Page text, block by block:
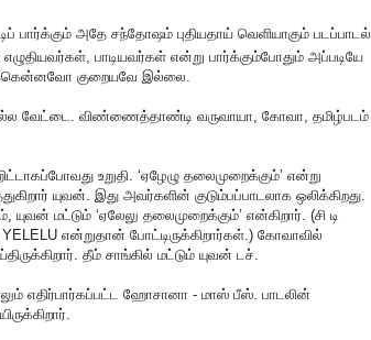
பார்க்கும் அதே சந்தோஷம் புதியதாய் வெளியாகும் படப்பாடல்
எழுதியவர்கள், பாடியவர்கள் என்று பார்க்கும்போதும் அப்படியே
குறையவே இல்லை.
வேட்டை. விண்ணைத்தாண்டி வருவாயா, கோவா, தமிழ்படம்
உறுதி. ‘ஏழேழு தலைமுறைக்கும்’ என்று
யுவன். இது அவர்களின் குடும்பப்பாடலாக ஒலிக்கிறது.
யுவன் மட்டும் ‘ஏலேலு தலைமுறைக்கும்’ என்கிறார். (சி டி
என்றுதான் போட்டிருக்கிறார்கள்.) கோவாவில்
தீம் சாங்கில் மட்டும் யுவன் டச்.
எதிர்பார்கப்பட்ட ஹோசானா - மாஸ் பீஸ். பாடலின்